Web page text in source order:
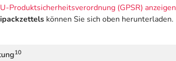
Produktsicherheitsverordnung (GPSR) anzeigen
können Sie sich oben herunterladen.
10